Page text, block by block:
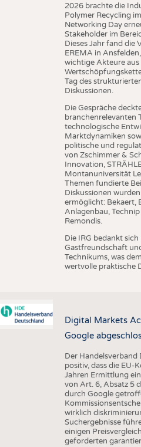
2026 brachte die
Polymer Recycling
Networking Day
Stakeholder im
Dieses Jahr fand die
EREMA in
wichtige Akteure aus
Tag des
Diskussionen.
Die Gespräche
branchenrelevanten
technologische
Marktdynamiken
politische und
von Zschimmer &
Innovation,
Montanuniversität
Themen fundierte
Diskussionen
ermöglicht: Bekaert,
Anlagenbau,
Remondis.
Die IRG bedankt
Gastfreundschaft
Technikums, was
wertvolle praktische
Digital Markets
Google
Der Handelsverband
positiv, dass die EU-
Jahren Ermittlung
von Art. 6, Absatz 5
durch Google
wirklich
Suchergebnisse
einigen
geforderten